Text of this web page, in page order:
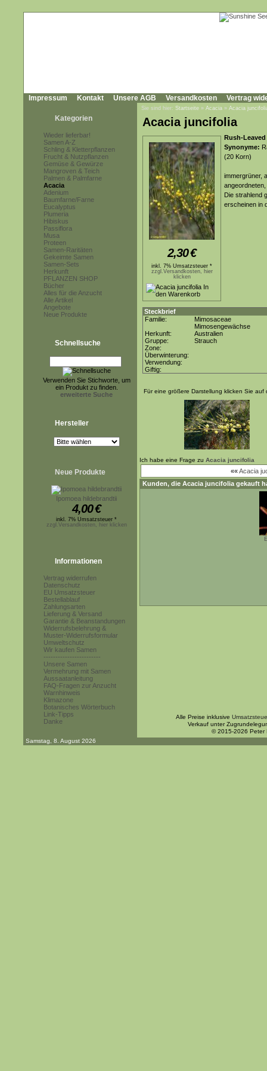
Impressum Kontakt Unsere AGB Versandkosten Vertrag
Kategorien
Wieder lieferbar!
Samen A-Z
Schling & Kletterpflanzen
Frucht & Nutzpflanzen
Gemüse & Gewürze
Mangroven & Teich
Palmen & Palmfarne
Acacia
Adenium
Baumfarne/Farne
Eucalyptus
Plumeria
Hibiskus
Passiflora
Musa
Proteen
Samen-Raritäten
Gekeimte Samen
Samen-Sets
Herkunft
PFLANZEN SHOP
Bücher
Alles für die Anzucht
Alle Artikel
Angebote
Neue Produkte
Schnellsuche
Verwenden Sie Stichworte, um
ein Produkt zu finden.
erweiterte Suche
Hersteller
Neue Produkte
Ipomoea hildebrandtii
4,00€
inkl. 7% Umsatzsteuer *
zzgl.Versandkosten, hier klicken
Informationen
Vertrag widerrufen
Datenschutz
EU Umsatzsteuer
Bestellablauf
Zahlungsarten
Lieferung & Versand
Garantie & Beanstandungen
Widerrufsbelehrung &
Muster-Widerrufsformular
Umweltschutz
Wir kaufen Samen
------------------------
Unsere Samen
Vermehrung mit Samen
Aussaatanleitung
FAQ-Fragen zur Anzucht
Warnhinweis
Klimazone
Botanisches Wörterbuch
Link-Tipps
Danke
Sie sind hier: Startseite » Acacia » Acacia
Acacia juncifolia
2,30€
inkl. 7% Umsatzsteuer *
zzgl.Versandkosten, hier
klicken
Rush-Leaved
Synonyme:
(20 Korn)
immergrüner,
Die strahlend
erscheinen in
Steckbrief
Familie:
Mimosaceae
Mimosengewächse
Herkunft:
Australien
Gruppe:
Strauch
Zone:
Überwinterung:
Verwendung:
Giftig:
Für eine größere Darstellung klicken Sie auf
Ich habe eine Frage zu Acacia juncifolia
««Acacia
Kunden, die Acacia juncifolia gekauft
Alle Preise inklusive
Verkauf unter
© 2015-2026 Peter
Samstag, 8. August 2026